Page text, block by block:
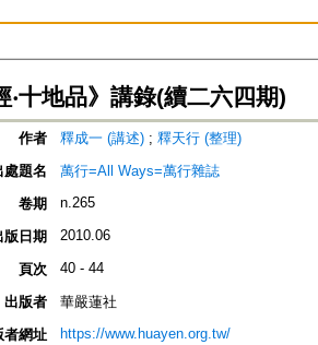
‧十地品》講錄(續二六四期)
作者 釋成一 (講述); 釋天行 (整理)
處題名
萬行=All Ways=萬行雜誌
卷期
n.265
版日期 2010.06
頁次 40 - 44
出版者
華嚴蓮社
者網址
https://www.huayen.org.tw/